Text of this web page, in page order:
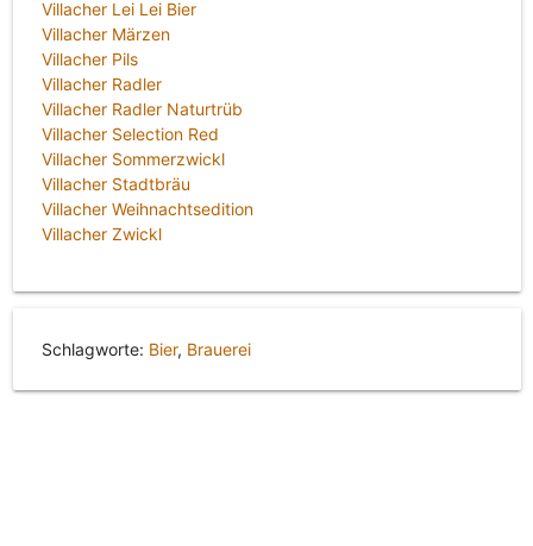
Villacher Lei Lei Bier
Villacher Märzen
Villacher Pils
Villacher Radler
Villacher Radler Naturtrüb
Villacher Selection Red
Villacher Sommerzwickl
Villacher Stadtbräu
Villacher Weihnachtsedition
Villacher Zwickl
Schlagworte: Bier, Brauerei